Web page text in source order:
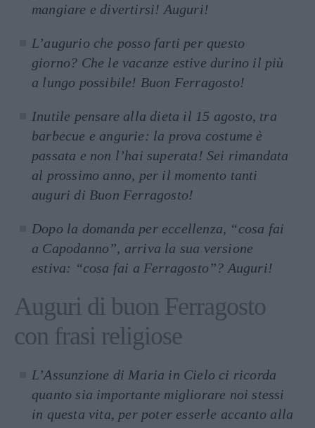
mangiare e divertirsi! Auguri!
L’augurio che posso farti per questo
giorno? Che le vacanze estive durino il più
a lungo possibile! Buon Ferragosto!
Inutile pensare alla dieta il 15 agosto, tra
barbecue e angurie: la prova costume è
passata e non l’hai superata! Sei rimandata
al prossimo anno, per il momento tanti
auguri di Buon Ferragosto!
Dopo la domanda per eccellenza, “cosa fai
a Capodanno”, arriva la sua versione
estiva: “cosa fai a Ferragosto”? Auguri!
Auguri di buon Ferragosto
con frasi religiose
L’Assunzione di Maria in Cielo ci ricorda
quanto sia importante migliorare noi stessi
in questa vita, per poter esserle accanto alla